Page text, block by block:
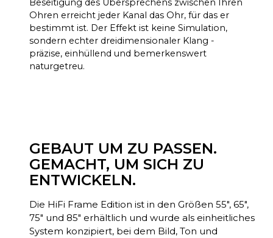
Beseitigung des Übersprechens zwischen Ihren
Ohren erreicht jeder Kanal das Ohr, für das er
bestimmt ist. Der Effekt ist keine Simulation,
sondern echter dreidimensionaler Klang -
präzise, einhüllend und bemerkenswert
naturgetreu.
GEBAUT UM ZU PASSEN.
GEMACHT, UM SICH ZU
ENTWICKELN.
Die HiFi Frame Edition ist in den Größen 55", 65",
75" und 85" erhältlich und wurde als einheitliches
System konzipiert, bei dem Bild, Ton und